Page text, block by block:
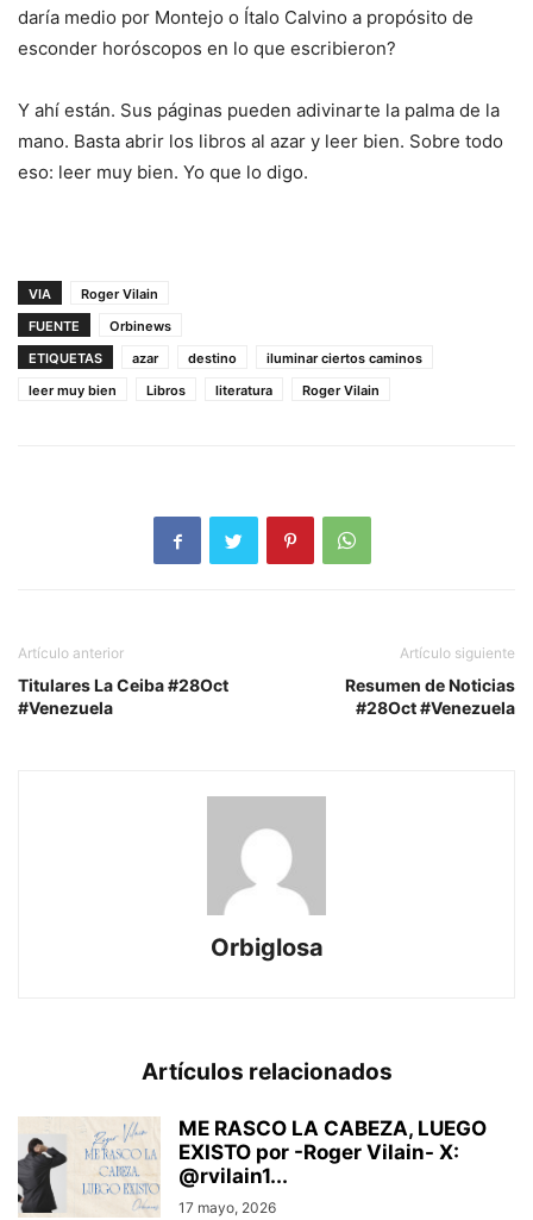
daría medio por Montejo o Ítalo Calvino a propósito de
esconder horóscopos en lo que escribieron?
Y ahí están. Sus páginas pueden adivinarte la palma de la
mano. Basta abrir los libros al azar y leer bien. Sobre todo
eso: leer muy bien. Yo que lo digo.
VIA
Roger Vilain
FUENTE
Orbinews
ETIQUETAS
azar destino
iluminar ciertos caminos
leer muy bien
Libros literatura Roger Vilain
Artículo anterior
Titulares La Ceiba #28Oct
#Venezuela
Artículo siguiente
Resumen de Noticias
#28Oct #Venezuela
Orbiglosa
Artículos relacionados
ME RASCO LA CABEZA, LUEGO
EXISTO por -Roger Vilain- X:
@rvilain1...
17 mayo, 2026